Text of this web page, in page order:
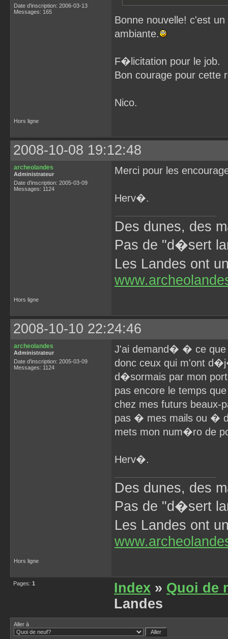
Date d'inscription: 2006-03-13
Messages: 165
Bonne nouvelle! c'est
ambiante.
F�licitation pour le job.
Bon courage pour cette
Nico.
Hors ligne
2008-10-08 19:12:48
archeolandes
Administrateur
Date d'inscription: 2005-03-09
Messages: 1124
Merci pour les
Herv�.
Des dunes, des
Pas de "d�sert
Les Landes ont
Hors ligne
2008-10-10 22:24:46
archeolandes
Administrateur
Date d'inscription: 2005-03-09
Messages: 1124
J'ai demand� � ce
donc ceux qui m'ont
d�sormais par mon
pas encore le temps
chez mes futurs beaux-
pas � mes mails ou �
mets mon num�ro de
Herv�.
Des dunes, des
Pas de "d�sert
Les Landes ont
Hors ligne
Pages: 1 Index » Quoi de
Landes
Aller à